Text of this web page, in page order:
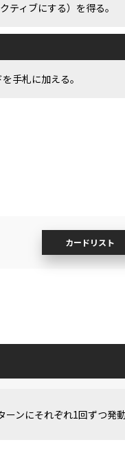
ティブにする）を得る。
手札に加える。
カードリスト
ンにそれぞれ1回ずつ発